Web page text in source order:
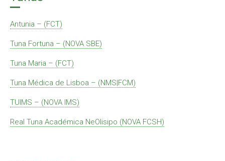
Antunia – (FCT)
Tuna Fortuna – (NOVA SBE)
Tuna Maria – (FCT)
Tuna Médica de Lisboa – (NMS|FCM)
TUIMS – (NOVA IMS)
Real Tuna Académica NeOlisipo (NOVA FCSH)